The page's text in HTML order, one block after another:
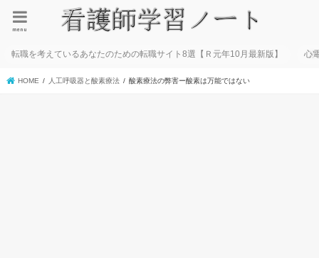
menu
転職を考えているあなたのための転職サイト8選【Ｒ元年10月最新版】 心
HOME 人工呼吸器と酸素療法 酸素療法の弊害ー酸素は万能ではない